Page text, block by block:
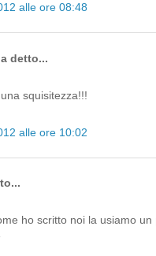
alle ore 08:48
detto...
squisitezza!!!
alle ore 10:02
ho scritto noi la usiamo un